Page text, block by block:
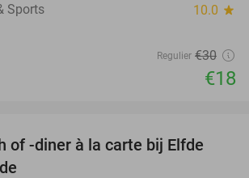
Sports 10.0 star
Regulier €30
€18
41%
of -diner à la carte bij Elfde